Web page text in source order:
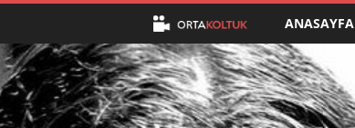
r
t
ANASAYFA